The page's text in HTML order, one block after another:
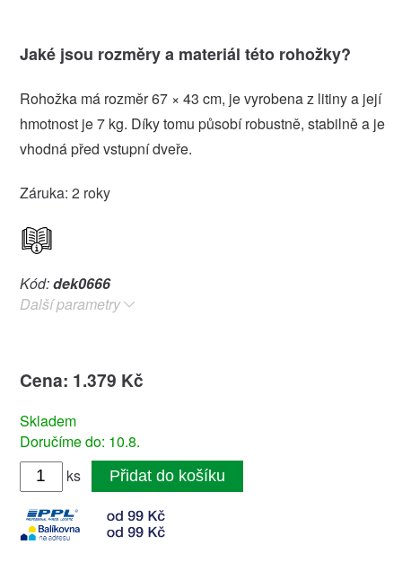
Jaké jsou rozměry a materiál této rohožky?
Rohožka má rozměr 67 × 43 cm, je vyrobena z litiny a její
hmotnost je 7 kg. Díky tomu působí robustně, stabilně a je
vhodná před vstupní dveře.
Záruka: 2 roky
Kód:dek0666
Další parametry
Cena: 1.379 Kč
Skladem
Doručíme do: 10.8.
ks
Přidat do košíku